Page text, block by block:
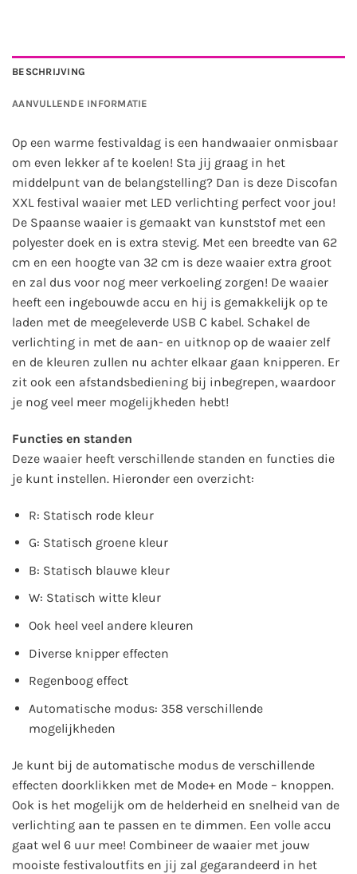
BESCHRIJVING
AANVULLENDE INFORMATIE
Op een warme festivaldag is een handwaaier onmisbaar
om even lekker af te koelen! Sta jij graag in het
middelpunt van de belangstelling? Dan is deze Discofan
XXL festival waaier met LED verlichting perfect voor jou!
De Spaanse waaier is gemaakt van kunststof met een
polyester doek en is extra stevig. Met een breedte van 62
cm en een hoogte van 32 cm is deze waaier extra groot
en zal dus voor nog meer verkoeling zorgen! De waaier
heeft een ingebouwde accu en hij is gemakkelijk op te
laden met de meegeleverde USB C kabel. Schakel de
verlichting in met de aan- en uitknop op de waaier zelf
en de kleuren zullen nu achter elkaar gaan knipperen. Er
zit ook een afstandsbediening bij inbegrepen, waardoor
je nog veel meer mogelijkheden hebt!
Functies en standen
Deze waaier heeft verschillende standen en functies die
je kunt instellen. Hieronder een overzicht:
R: Statisch rode kleur
G: Statisch groene kleur
B: Statisch blauwe kleur
W: Statisch witte kleur
Ook heel veel andere kleuren
Diverse knipper effecten
Regenboog effect
Automatische modus: 358 verschillende
mogelijkheden
Je kunt bij de automatische modus de verschillende
effecten doorklikken met de Mode+ en Mode – knoppen.
Ook is het mogelijk om de helderheid en snelheid van de
verlichting aan te passen en te dimmen. Een volle accu
gaat wel 6 uur mee! Combineer de waaier met jouw
mooiste festivaloutfits en jij zal gegarandeerd in het